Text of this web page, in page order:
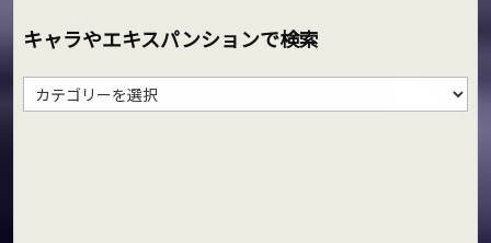
キャラやエキスパンションで検索
ャ